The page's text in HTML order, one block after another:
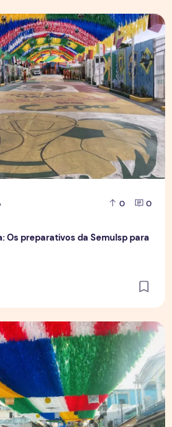
0 0
Os preparativos da Semulsp para
Os preparativos da Semulsp
identidade, paixão e